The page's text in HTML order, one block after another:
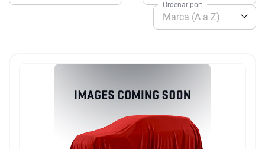
Marca (A a Z)
Ordenar por: